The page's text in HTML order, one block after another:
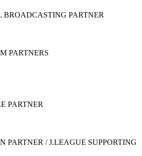
BROADCASTING PARTNER
PARTNERS
PARTNER
PARTNER / J.LEAGUE SUPPORTING